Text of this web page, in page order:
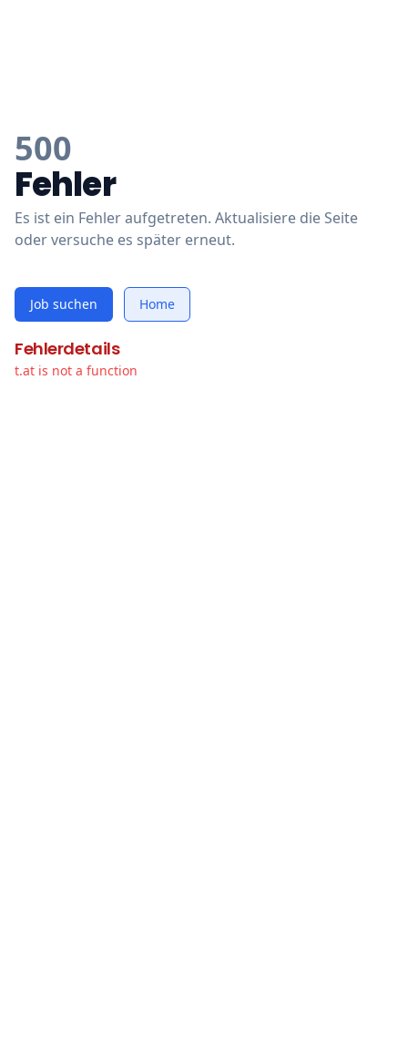
500
Fehler
Es ist ein Fehler aufgetreten. Aktualisiere die Seite
oder versuche es später erneut.
Job suchen Home
Fehlerdetails
t.at is not a function